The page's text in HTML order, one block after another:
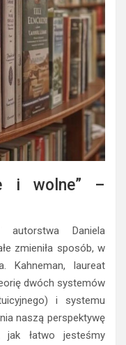
i wolne” –
autorstwa Daniela
zmieniła sposób, w
Kahneman, laureat
dwóch systemów
i systemu
naszą perspektywę
jak łatwo jesteśmy